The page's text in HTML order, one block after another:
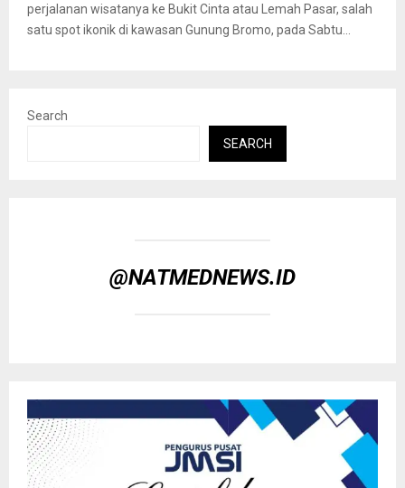
perjalanan wisatanya ke Bukit Cinta atau Lemah Pasar, salah
satu spot ikonik di kawasan Gunung Bromo, pada Sabtu...
Search
SEARCH
@NATMEDNEWS.ID